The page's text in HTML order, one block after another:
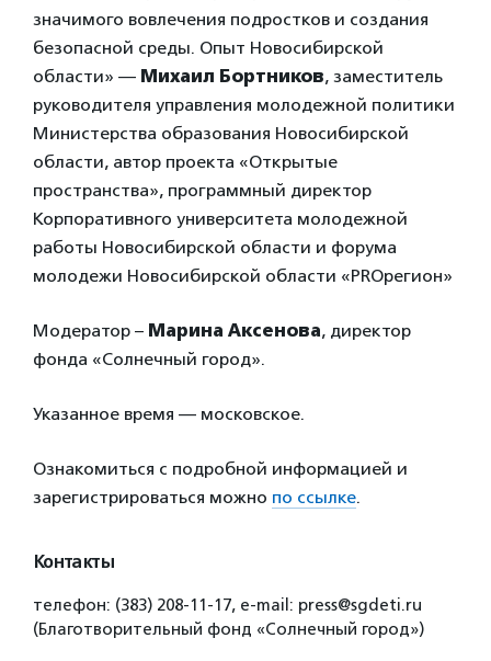
значимого вовлечения подростков и создания
безопасной среды. Опыт Новосибирской
области» — Михаил Бортников, заместитель
руководителя управления молодежной политики
Министерства образования Новосибирской
области, автор проекта «Открытые
пространства», программный директор
Корпоративного университета молодежной
работы Новосибирской области и форума
молодежи Новосибирской области «PROрегион»
Модератор – Марина Аксенова, директор
фонда «Солнечный город».
Указанное время — московское.
Ознакомиться с подробной информацией и
зарегистрироваться можно по ссылке.
Контакты
телефон: (383) 208-11-17, e-mail: press@sgdeti.ru
(Благотворительный фонд «Солнечный город»)